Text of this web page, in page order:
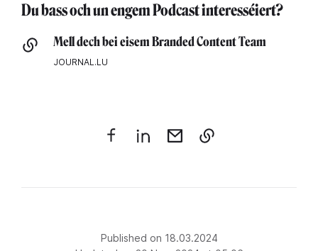
Du bass och un engem Podcast interesséiert?
Mell dech bei eisem Branded Content Team
JOURNAL.LU
Published on 18.03.2024